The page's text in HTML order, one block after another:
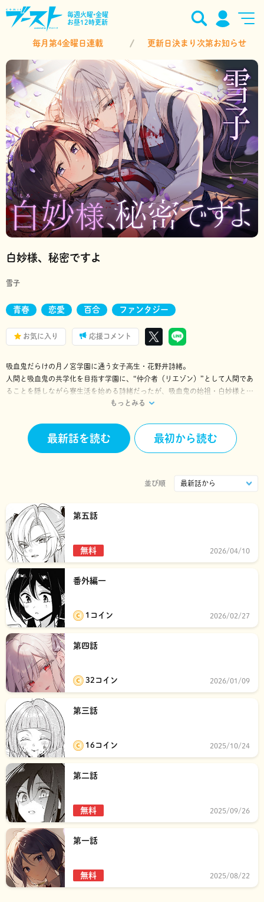
毎週火曜•金曜
お昼12時更新
毎月第4金曜日連載 更新日決まり次第お知らせ
白妙様、秘密ですよ
雪子
青春 恋愛 百合 ファンタジー
お気に入り 応援コメント
吸血鬼だらけの月ノ宮学園に通う女子高生・花野井詩緒。
人間と吸血鬼の共学化を目指す学園に、“仲介者（リエゾン）”として人間であ
ることを隠しながら寮生活を始める詩緒だったが、吸血鬼の始祖・白妙様と出
雪子が贈る吸血鬼百合ストーリー連載!!
もっとみる
最新話を読む 最初から読む
並び順
第五話
無料 2026/04/10
番外編一
1コイン 2026/02/27
第四話
32コイン 2026/01/09
第三話
16コイン 2025/10/24
第二話
無料 2025/09/26
第一話
無料 2025/08/22